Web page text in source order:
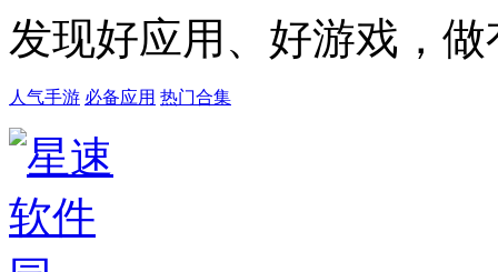
发现好应用、好游戏，
人气手游 必备应用 热门合集